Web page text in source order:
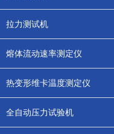
拉力测试机
熔体流动速率测定仪
热变形维卡温度测定仪
全自动压力试验机